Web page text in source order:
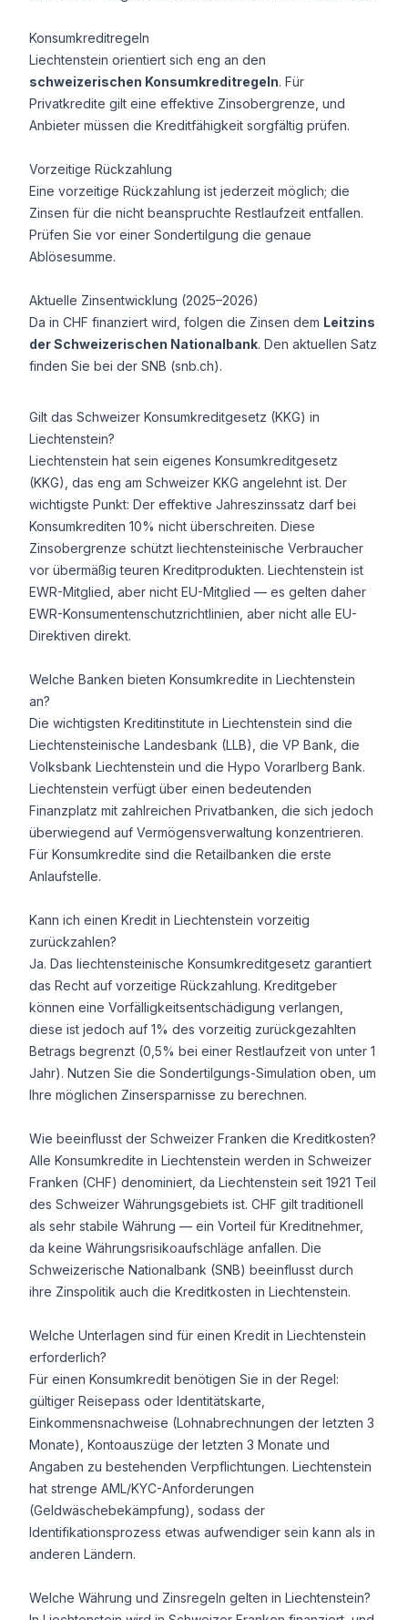
Konsumkreditregeln
Liechtenstein orientiert sich eng an den
schweizerischen Konsumkreditregeln. Für
Privatkredite gilt eine effektive Zinsobergrenze, und
Anbieter müssen die Kreditfähigkeit sorgfältig prüfen.
Vorzeitige Rückzahlung
Eine vorzeitige Rückzahlung ist jederzeit möglich; die
Zinsen für die nicht beanspruchte Restlaufzeit entfallen.
Prüfen Sie vor einer Sondertilgung die genaue
Ablösesumme.
Aktuelle Zinsentwicklung (2025–2026)
Da in CHF finanziert wird, folgen die Zinsen dem Leitzins
der Schweizerischen Nationalbank. Den aktuellen Satz
finden Sie bei der SNB (snb.ch).
Gilt das Schweizer Konsumkreditgesetz (KKG) in
Liechtenstein?
Liechtenstein hat sein eigenes Konsumkreditgesetz
(KKG), das eng am Schweizer KKG angelehnt ist. Der
wichtigste Punkt: Der effektive Jahreszinssatz darf bei
Konsumkrediten 10% nicht überschreiten. Diese
Zinsobergrenze schützt liechtensteinische Verbraucher
vor übermäßig teuren Kreditprodukten. Liechtenstein ist
EWR-Mitglied, aber nicht EU-Mitglied — es gelten daher
EWR-Konsumentenschutzrichtlinien, aber nicht alle EU-
Direktiven direkt.
Welche Banken bieten Konsumkredite in Liechtenstein
an?
Die wichtigsten Kreditinstitute in Liechtenstein sind die
Liechtensteinische Landesbank (LLB), die VP Bank, die
Volksbank Liechtenstein und die Hypo Vorarlberg Bank.
Liechtenstein verfügt über einen bedeutenden
Finanzplatz mit zahlreichen Privatbanken, die sich jedoch
überwiegend auf Vermögensverwaltung konzentrieren.
Für Konsumkredite sind die Retailbanken die erste
Anlaufstelle.
Kann ich einen Kredit in Liechtenstein vorzeitig
zurückzahlen?
Ja. Das liechtensteinische Konsumkreditgesetz garantiert
das Recht auf vorzeitige Rückzahlung. Kreditgeber
können eine Vorfälligkeitsentschädigung verlangen,
diese ist jedoch auf 1% des vorzeitig zurückgezahlten
Betrags begrenzt (0,5% bei einer Restlaufzeit von unter 1
Jahr). Nutzen Sie die Sondertilgungs-Simulation oben, um
Ihre möglichen Zinsersparnisse zu berechnen.
Wie beeinflusst der Schweizer Franken die Kreditkosten?
Alle Konsumkredite in Liechtenstein werden in Schweizer
Franken (CHF) denominiert, da Liechtenstein seit 1921 Teil
des Schweizer Währungsgebiets ist. CHF gilt traditionell
als sehr stabile Währung — ein Vorteil für Kreditnehmer,
da keine Währungsrisikoaufschläge anfallen. Die
Schweizerische Nationalbank (SNB) beeinflusst durch
ihre Zinspolitik auch die Kreditkosten in Liechtenstein.
Welche Unterlagen sind für einen Kredit in Liechtenstein
erforderlich?
Für einen Konsumkredit benötigen Sie in der Regel:
gültiger Reisepass oder Identitätskarte,
Einkommensnachweise (Lohnabrechnungen der letzten 3
Monate), Kontoauszüge der letzten 3 Monate und
Angaben zu bestehenden Verpflichtungen. Liechtenstein
hat strenge AML/KYC-Anforderungen
(Geldwäschebekämpfung), sodass der
Identifikationsprozess etwas aufwendiger sein kann als in
anderen Ländern.
Welche Währung und Zinsregeln gelten in Liechtenstein?